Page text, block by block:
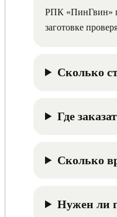
РПК «ПинГвин»
заготовке
Сколько
Где
Сколько
Нужен ли